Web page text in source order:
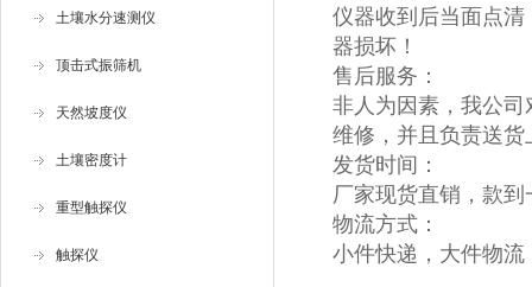
土壤水分速测仪
顶击式振筛机
天然坡度仪
土壤密度计
重型触探仪
触探仪
仪器收到后当面点
器损坏！
售后服务：
非人为因素，我公
维修，并且负责送
发货时间：
厂家现货直销，款
物流方式：
小件快递，大件物